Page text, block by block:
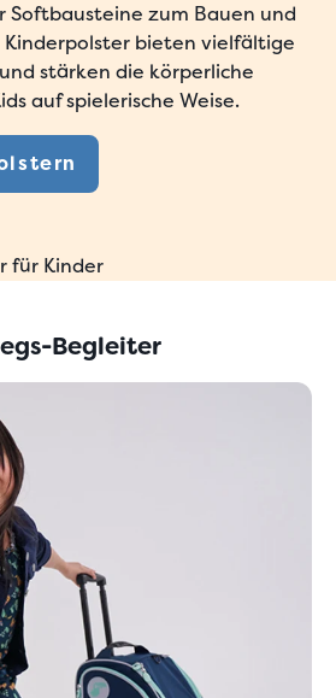
Softbausteine zum Bauen und
Kinderpolster bieten vielfältige
stärken die körperliche
auf spielerische Weise.
Begleiter